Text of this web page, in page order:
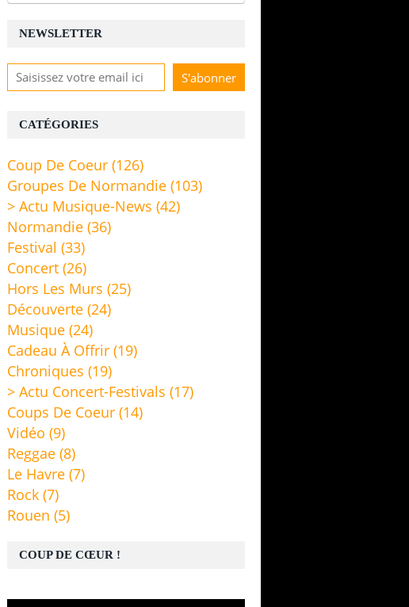
NEWSLETTER
CATÉGORIES
Coup De Coeur (126)
Groupes De Normandie (103)
> Actu Musique-News (42)
Normandie (36)
Festival (33)
Concert (26)
Hors Les Murs (25)
Découverte (24)
Musique (24)
Cadeau À Offrir (19)
Chroniques (19)
> Actu Concert-Festivals (17)
Coups De Coeur (14)
Vidéo (9)
Reggae (8)
Le Havre (7)
Rock (7)
Rouen (5)
COUP DE CŒUR !